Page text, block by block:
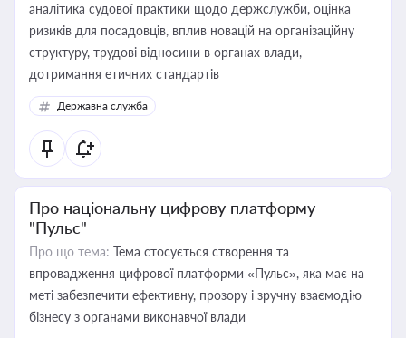
аналітика судової практики щодо держслужби, оцінка
ризиків для посадовців, вплив новацій на організаційну
структуру, трудові відносини в органах влади,
дотримання етичних стандартів
Державна служба
Про національну цифрову платформу
"Пульс"
Про що тема: Тема стосується створення та
впровадження цифрової платформи «Пульс», яка має на
меті забезпечити ефективну, прозору і зручну взаємодію
бізнесу з органами виконавчої влади